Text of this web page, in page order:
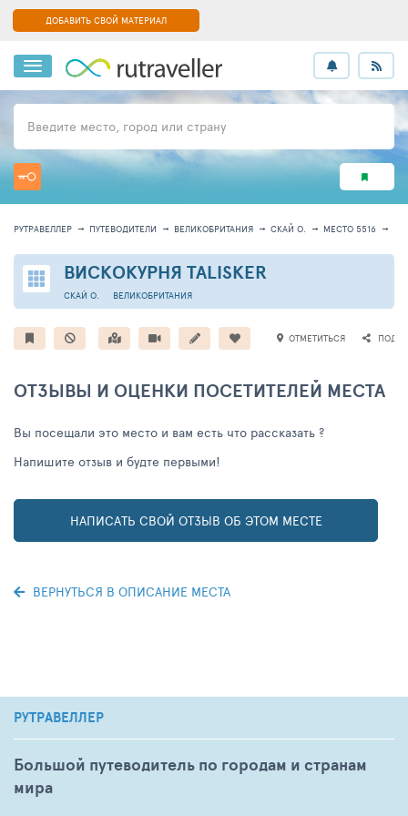
ДОБАВИТЬ СВОЙ МАТЕРИАЛ
Введите место, город или страну
РУТРАВЕЛЛЕР ПУТЕВОДИТЕЛИ ВЕЛИКОБРИТАНИЯ СКАЙ О. МЕСТО 5516
ВИСКОКУРНЯ TALISKER
ВЕЛИКОБРИТАНИЯ
СКАЙ О.
ОТМЕТИТЬСЯ
ОТЗЫВЫ И ОЦЕНКИ ПОСЕТИТЕЛЕЙ МЕСТА
Вы посещали это место и вам есть что рассказать ?
Напишите отзыв и будте первыми!
НАПИСАТЬ СВОЙ ОТЗЫВ ОБ ЭТОМ МЕСТЕ
ВЕРНУТЬСЯ В ОПИСАНИЕ МЕСТА
РУТРАВЕЛЛЕР
Большой путеводитель по городам и странам
мира